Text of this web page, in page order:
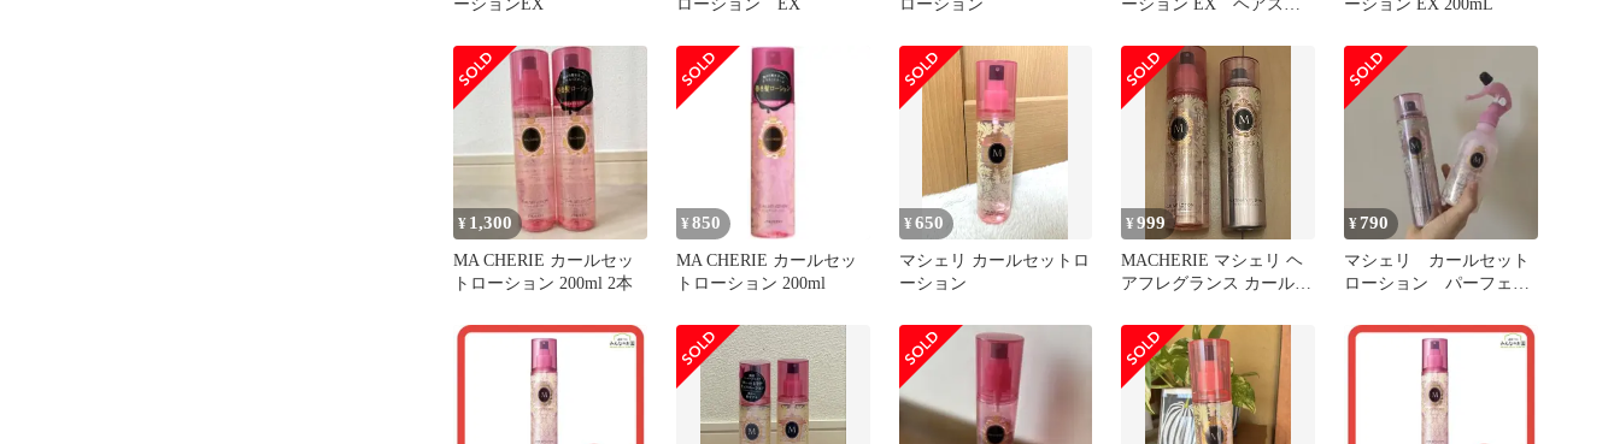
ーションEX
ローション EX
ローション
ーション EX ヘアスタ
ーション EX 200mL
¥ 1,300
MA CHERIE カールセッ
トローション 200ml 2本
¥ 850
MA CHERIE カールセッ
トローション 200ml
¥650
マシェリ カールセットロ
ーション
¥999
MACHERIE マシェリ ヘ
アフレグランス カールセ
ト
¥790
マシェリ カールセット
ローション パーフェク